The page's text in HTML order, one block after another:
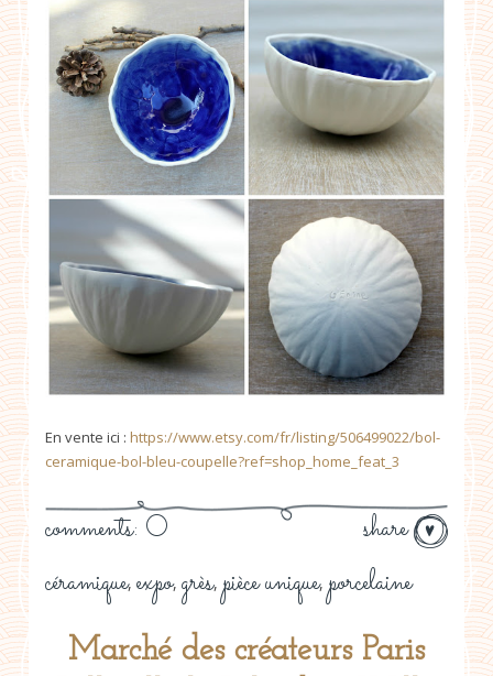
En vente ici : https://www.etsy.com/fr/listing/506499022/bol-
ceramique-bol-bleu-coupelle?ref=shop_home_feat_3
share
comments: 0
céramique, expo, grès, pièce unique, porcelaine
Marché des créateurs Paris